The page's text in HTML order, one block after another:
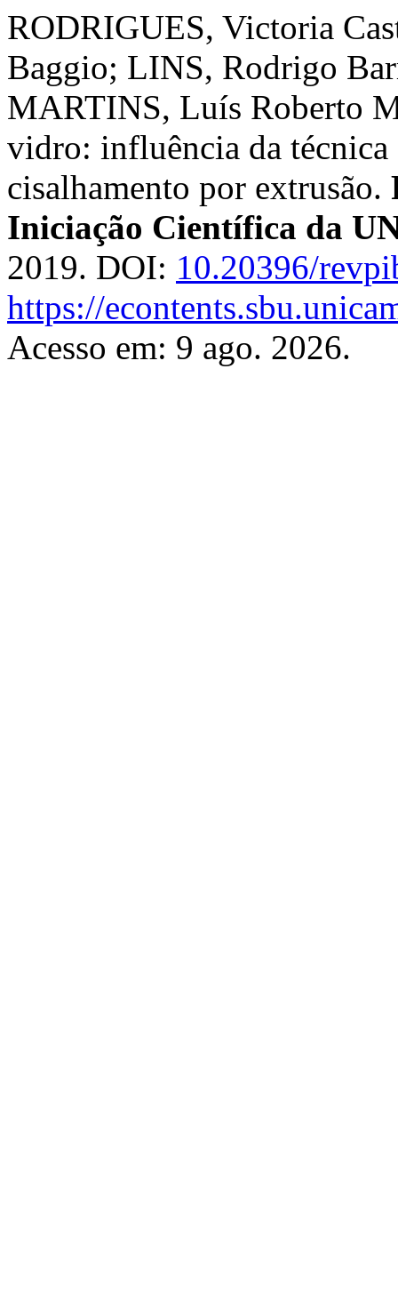
RODRIGUES, Victoria
Baggio; LINS, Rodrigo
MARTINS, Luís Roberto
vidro: influência da técnica
cisalhamento por extrusão.
Iniciação Científica da
2019. DOI: 10.20396/
https://
Acesso em: 9 ago. 2026.